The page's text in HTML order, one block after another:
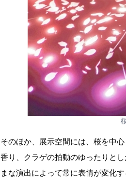
そのほか、展示空間には、桜を中
香り、クラゲの拍動のゆったりと
まな演出によって常に表情が変化